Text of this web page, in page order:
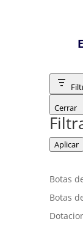
Cerrar
Aplicar
Botas
Botas